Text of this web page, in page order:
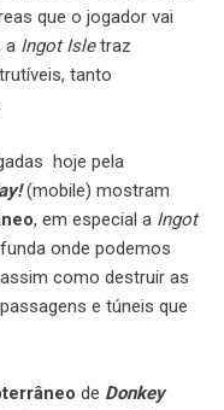
que o jogador vai
a Ingot Isletraz
tanto
hoje pela
(mobile) mostram
, em especial a Ingot
onde podemos
como destruir as
e túneis que
de Donkey